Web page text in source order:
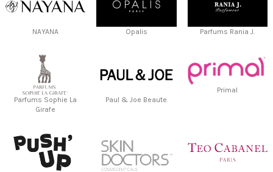
NAYANA Opalis Parfums Rania J.
Parfums Sophie La
Girafe
Paul & Joe Beaute
Primal